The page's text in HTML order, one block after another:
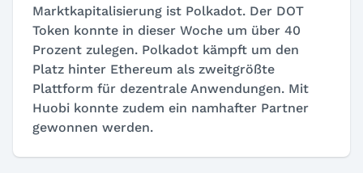
Marktkapitalisierung ist Polkadot. Der DOT
Token konnte in dieser Woche um über 40
Prozent zulegen. Polkadot kämpft um den
Platz hinter Ethereum als zweitgrößte
Plattform für dezentrale Anwendungen. Mit
Huobi konnte zudem ein namhafter Partner
gewonnen werden.